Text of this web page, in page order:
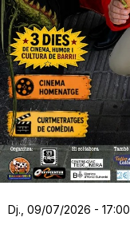
Dj., 09/07/2026 - 17:00